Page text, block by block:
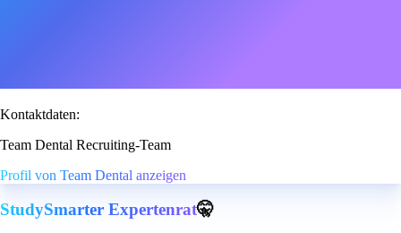
Kontaktdaten:
Team Dental Recruiting-Team
Profil von Team Dental anzeigen
StudySmarter Expertenrat🤫